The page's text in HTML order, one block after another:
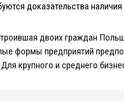
доказательства
двоих граждан
формы предприятий
крупного и среднего